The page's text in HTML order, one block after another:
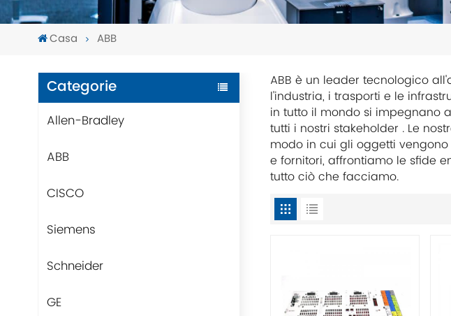
Casa ABB
Categorie
Allen-Bradley
ABB
CISCO
Siemens
Schneider
GE
ABB è un leader tecnologico
l'industria, i trasporti e le
in tutto il mondo si impegnano
tutti i nostri stakeholder . Le
modo in cui gli oggetti
e fornitori, affrontiamo le sfide
tutto ciò che facciamo.